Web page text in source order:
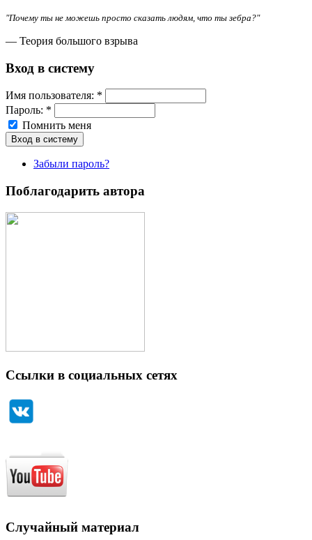
"Почему ты не можешь просто сказать людям, что ты зебра?"
— Теория большого взрыва
Вход в систему
Имя пoльзовaтeля: *
Пароль: *
Помнить меня
Забыли пароль?
Поблагодарить автора
Ссылки в социальных сетях
Случайный материал